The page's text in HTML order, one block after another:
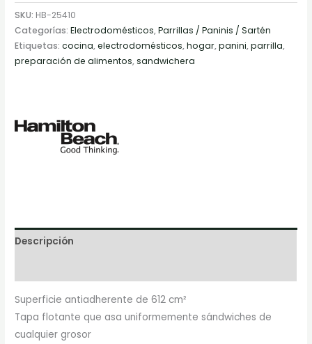
SKU: HB-25410
Categorías:Electrodomésticos,Parrillas / Paninis / Sartén
Etiquetas:cocina,electrodomésticos,hogar,panini,parrilla,
preparación de alimentos,sandwichera
Descripción
Superficie antiadherente de 612 cm²
Tapa flotante que asa uniformemente sándwiches de
cualquier grosor